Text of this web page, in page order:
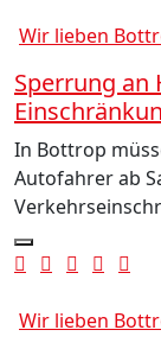
Wir lieben
Sperrung an
In Bottrop
Autofahrer ab
Wir lieben